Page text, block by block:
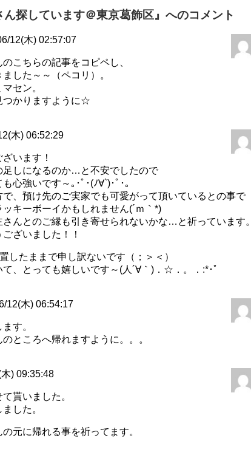
ん探しています＠東京葛飾区』へのコメント
12(木) 02:57:07
こちらの記事をコピペし、
した～～（ペコリ）。
セン。
つかりますように☆
木) 06:52:29
います！
足しになるのか…と不安でしたので
心強いです～｡･ﾟ･(ﾉ∀`)･ﾟ･｡
、預け先のご実家でも可愛がって頂いているとの事で
キーボーイかもしれません(´ｍ｀*)
んとのご縁も引き寄せられないかな…と祈っています。
ざいました！！
したままで申し訳ないです（；＞＜）
、とっても嬉しいです～(人´∀｀)．☆．。．:*･ﾟ
12(木) 06:54:17
す。
ところへ帰れますように。。。
) 09:35:48
貰いました。
した。
元に帰れる事を祈ってます。